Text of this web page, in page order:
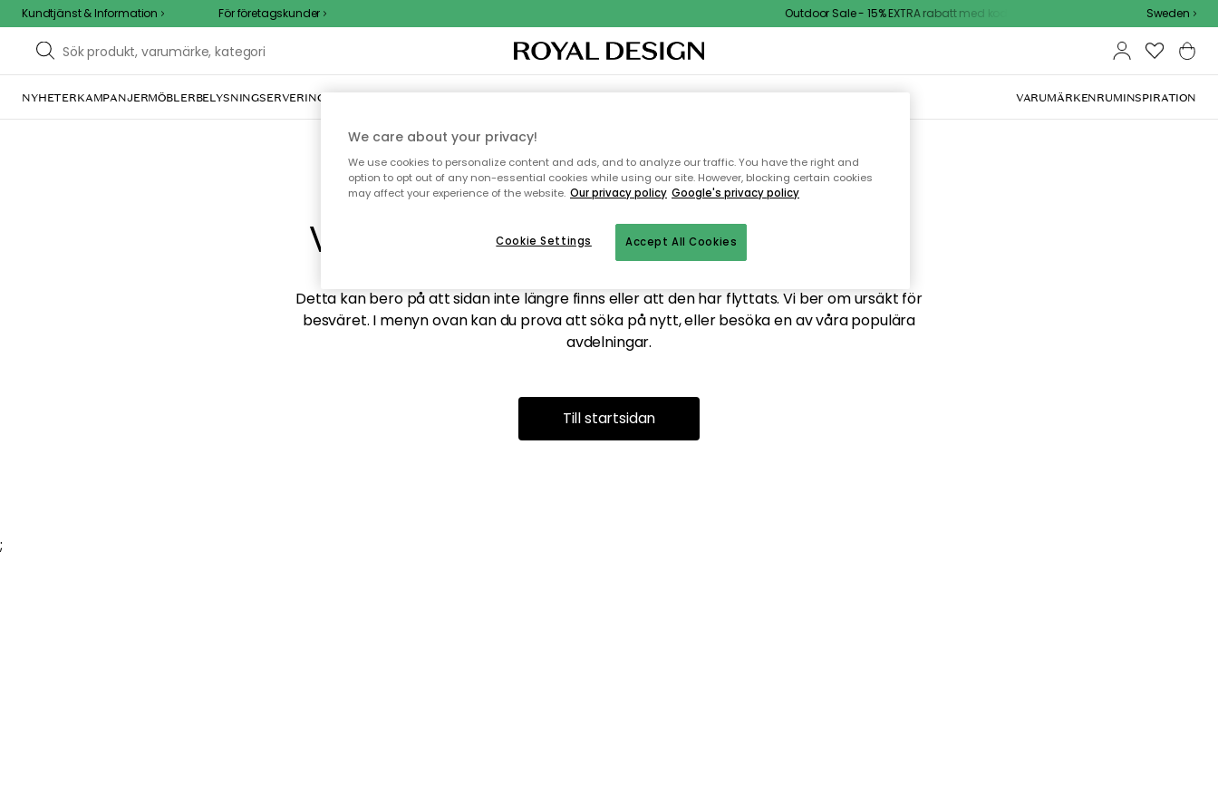
Kundtjänst & Information För företagskunder Outdoor Sale - 15% EXTRA rabatt med kod Sweden
NYHETERKAMPANJERMÖBLERBELYSNINGSERVERING INREDNINGTEXTIL & MATTORKÖKETFÖRVARINGUTEMÖBLER VARUMÄRKENRUMINSPIRATION
Vi hittar tyvärr inte sidan du söker
Detta kan bero på att sidan inte längre finns eller att den har flyttats. Vi ber om ursäkt för
besväret. I menyn ovan kan du prova att söka på nytt, eller besöka en av våra populära
avdelningar.
Till startsidan
;
We care about your privacy!
We use cookies to personalize content and ads, and to analyze our traffic. You have the right and
option to opt out of any non-essential cookies while using our site. However, blocking certain cookies
may affect your experience of the website. Our privacy policy Google's privacy policy
Accept All Cookies
Cookie Settings